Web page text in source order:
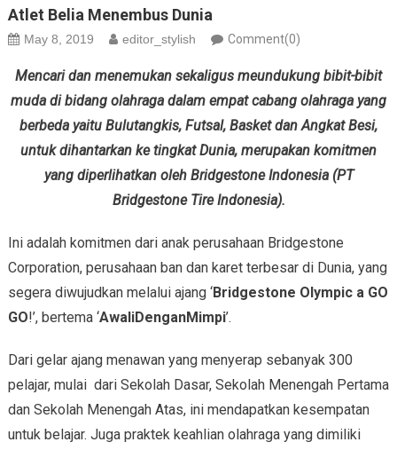
Atlet Belia Menembus Dunia
May 8, 2019 editor_stylish Comment(0)
Mencari dan menemukan sekaligus meundukung bibit-bibit
muda di bidang olahraga dalam empat cabang olahraga yang
berbeda yaitu Bulutangkis, Futsal, Basket dan Angkat Besi,
untuk dihantarkan ke tingkat Dunia, merupakan komitmen
yang diperlihatkan oleh Bridgestone Indonesia (PT
Bridgestone TireIndonesia).
Ini adalah komitmen dari anak perusahaan Bridgestone
Corporation, perusahaan ban dan karet terbesar di Dunia, yang
segera diwujudkan melalui ajang ‘Bridgestone Olympic a GO
GO!’, bertema ‘AwaliDenganMimpi’.
Dari gelar ajang menawan yang menyerap sebanyak 300
pelajar, mulai dari Sekolah Dasar, Sekolah Menengah Pertama
dan Sekolah Menengah Atas, ini mendapatkan kesempatan
untuk belajar. Juga praktek keahlian olahraga yang dimiliki